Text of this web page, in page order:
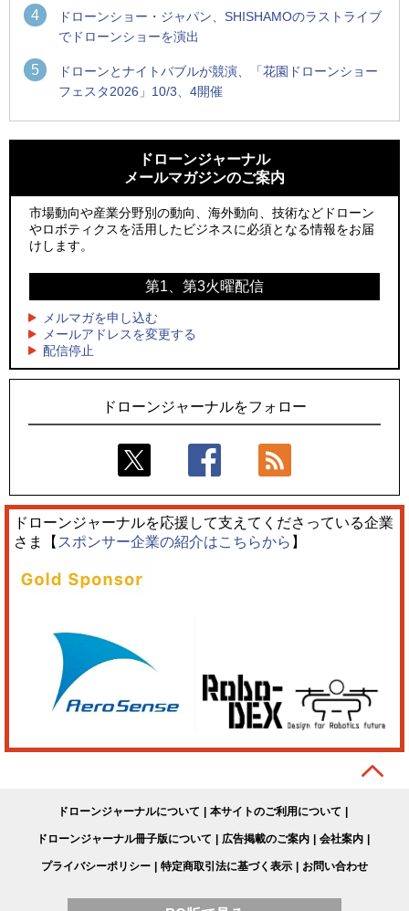
4
ドローンショー・ジャパン、SHISHAMOのラストライブ
でドローンショーを演出
5
ドローンとナイトバブルが競演、「花園ドローンショー
フェスタ2026」10/3、4開催
ーンが採択、国産機で量産調達を目指す
水面から離着水できる「HOVERAir AQUA」を実機レビュー、
水上アクティビティを自動追尾で撮影
飛んだドローン、飛ばなかったドローン
ドローンとナイトバブルが競演、「花園ドローンショーフェ
スタ2026」10/3、4開催
レーシングカーの製造技術をドローンへ、トピアが大型機と
量産構想を公開
ン」とドローンショーによる新演出を実施
防衛装備庁「迎撃ドローン早期取得プログラム」にテラドロ
ーンが採択、国産機で量産調達を目指す
水面から離着水できる「HOVERAir AQUA」を実機レビュー、
サザンビーチちがさき花火大会で「復活の花火」打ち上げ、
キリンビールがライブ中継と連動した支援企画
飛んだドローン、飛ばなかったドローン
ドローンジャーナル
メールマガジンのご案内
市場動向や産業分野別の動向、海外動向、技術などドローン
やロボティクスを活用したビジネスに必須となる情報をお届
けします。
第1、第3火曜配信
メルマガを申し込む
メールアドレスを変更する
配信停止
ドローンジャーナルをフォロー
ドローンジャーナルを応援して支えてくださっている企業
さま【 スポンサー企業の紹介はこちらから 】
ドローンジャーナルについて 本サイトのご利用について
ドローンジャーナル冊子版について 広告掲載のご案内 会社案内
プライバシーポリシー 特定商取引法に基づく表示 お問い合わせ